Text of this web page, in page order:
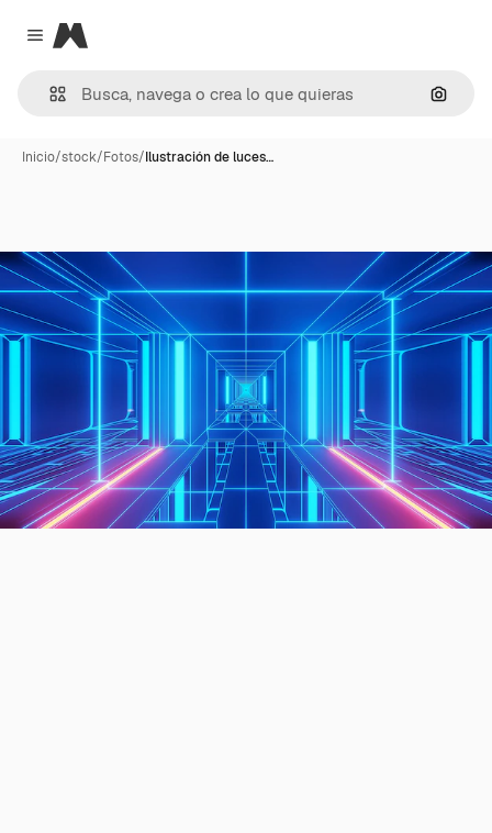
Close menu
Magnific
Inicio/stock/Fotos/Ilustración de luces…